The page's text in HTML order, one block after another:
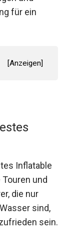
für ein
[Anzeigen]
Inflatable
und
die nur
sind,
sein.